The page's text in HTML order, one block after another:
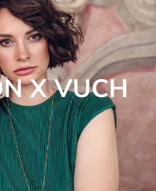
X VUCH